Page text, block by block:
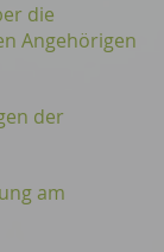
die
Angehörigen
der
am